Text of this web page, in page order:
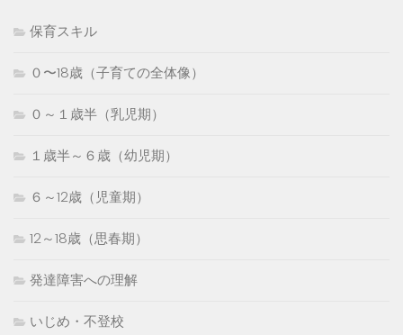
保育スキル
０〜18歳（子育ての全体像）
０～１歳半（乳児期）
１歳半～６歳（幼児期）
６～12歳（児童期）
12～18歳（思春期）
発達障害への理解
いじめ・不登校